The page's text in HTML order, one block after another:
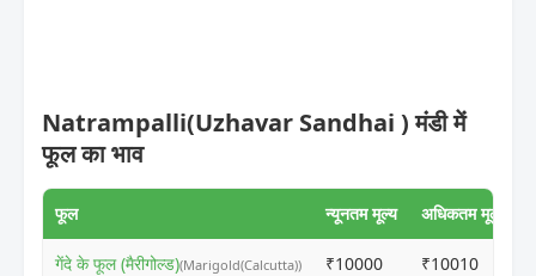
Natrampalli(Uzhavar Sandhai ) मंडी में
फूल का भाव
फूल न्यूनतम मूल्य अधिकतम मूल्य
गेंदे के फूल (मैरीगोल्ड)(Marigold(Calcutta)) ₹10000 ₹10010